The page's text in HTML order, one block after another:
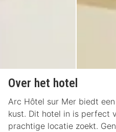
Over het hotel
Arc Hôtel sur Mer biedt
kust. Dit hotel in is perfect
prachtige locatie zoekt.